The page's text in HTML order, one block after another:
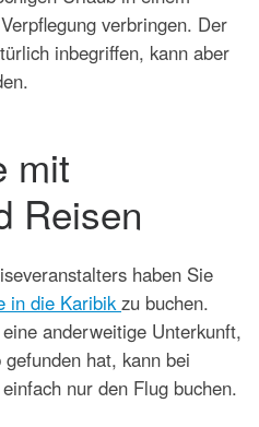
verbringen. Der
inbegriffen, kann aber
mit
Reisen
haben Sie
in die Karibik zu buchen.
anderweitige Unterkunft,
hat, kann bei
nur den Flug buchen.